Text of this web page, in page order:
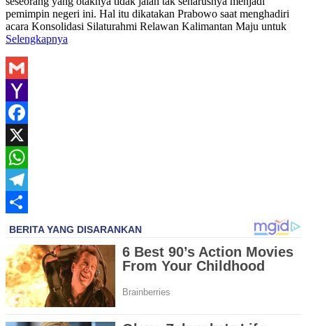
pemimpin negeri ini. Hal itu dikatakan Prabowo saat menghadiri
acara Konsolidasi Silaturahmi Relawan Kalimantan Maju untuk
Selengkapnya
Gmail
Yahoo
Mail
Facebook
X
WhatsApp
Telegram
Share